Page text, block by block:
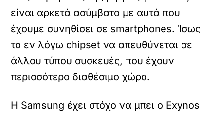
είναι αρκετά ασύμβατο με αυτά που
έχουμε συνηθίσει σε smartphones. Ίσως
το εν λόγω chipset να απευθύνεται σε
άλλου τύπου συσκευές, που έχουν
περισσότερο διαθέσιμο χώρο.
Η Samsung έχει στόχο να μπει ο Exynos